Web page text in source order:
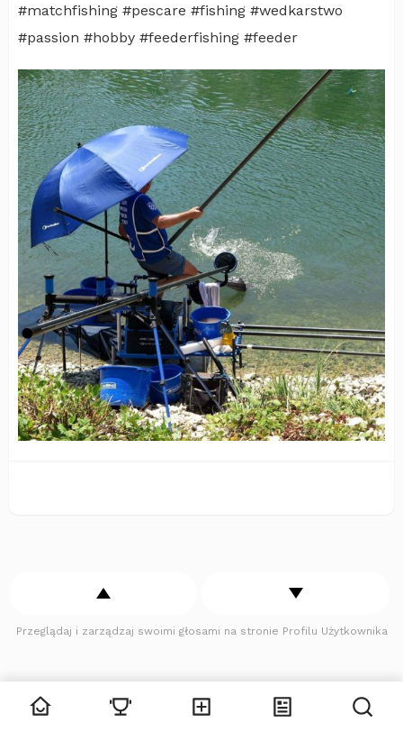
#matchfishing #pescare #fishing #wedkarstwo
#passion #hobby #feederfishing #feeder
Przeglądaj i zarządzaj swoimi głosami na stronie Profilu Użytkownika
Zobacz komentarze